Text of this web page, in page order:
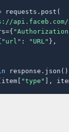
requests.post(
api.faceb.com/
"url" : "URL" },
"type" ],